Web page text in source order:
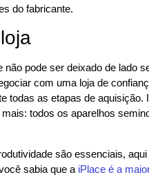
do fabricante.
pode ser deixado de lado
com uma loja de
todas as etapas de aquisição.
todos os aparelhos
são essenciais,
sabia que a iPlace é a